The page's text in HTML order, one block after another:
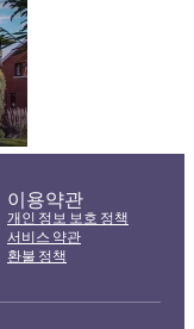
이용약관
개인 정보 보호 정책
서비스 약관
환불 정책